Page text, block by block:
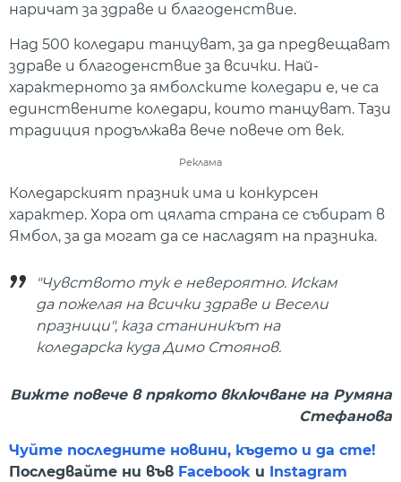
наричат за здраве и благоденствие.
Над 500 коледари танцуват, за да предвещават
здраве и благоденствие за всички. Най-
характерното за ямболските коледари е, че са
единствените коледари, които танцуват. Тази
традиция продължава вече повече от век.
Реклама
Коледарският празник има и конкурсен
характер. Хора от цялата страна се събират в
Ямбол, за да могат да се насладят на празника.
"Чувството тук е невероятно. Искам
да пожелая на всички здраве и Весели
празници", каза станиникът на
коледарска куда Димо Стоянов.
Вижте повече в прякото включване на Румяна
Стефанова
Чуйте последните новини, където и да сте!
Последвайте ни във Facebook и Instagram